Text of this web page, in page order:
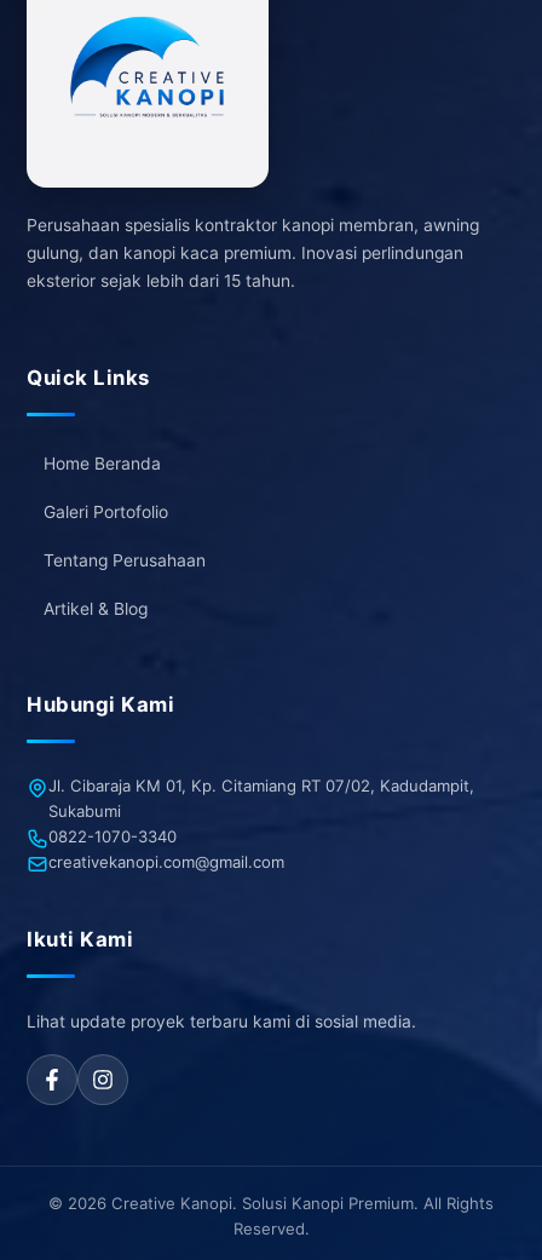
Perusahaan spesialis kontraktor kanopi membran, awning
gulung, dan kanopi kaca premium. Inovasi perlindungan
eksterior sejak lebih dari 15 tahun.
Quick Links
Home Beranda
Galeri Portofolio
Tentang Perusahaan
Artikel & Blog
Hubungi Kami
Jl. Cibaraja KM 01, Kp. Citamiang RT 07/02, Kadudampit,
Sukabumi
0822-1070-3340
creativekanopi.com@gmail.com
Ikuti Kami
Lihat update proyek terbaru kami di sosial media.
© 2026 Creative Kanopi. Solusi Kanopi Premium. All Rights
Reserved.